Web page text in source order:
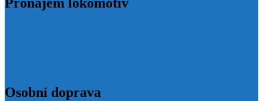
Pronájem lokomotiv
Osobní doprava